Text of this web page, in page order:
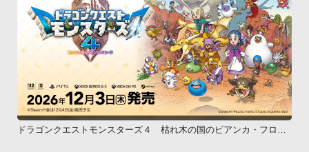
ドラゴンクエストモンスターズ４ 枯れ木の国のビアンカ・フロー